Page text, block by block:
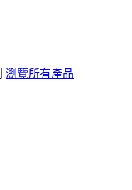
瀏覽所有產品